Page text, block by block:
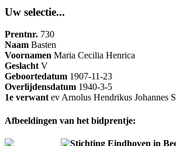
Uw selectie...
Prentnr. 730
Naam Basten
Voornamen Maria Cecilia Henrica
GeslachtV
Geboortedatum 1907-11-23
Overlijdensdatum 1940-3-5
1e verwantev Arnolus Hendrikus Johannes
Afbeeldingen van het bidprentje:
Stichting Eindhoven in